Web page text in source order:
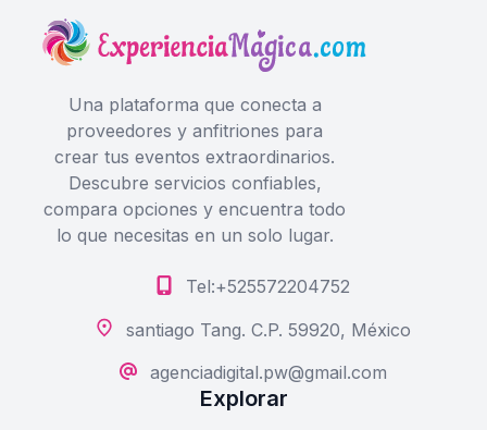
Una plataforma que conecta a
proveedores y anfitriones para
crear tus eventos extraordinarios.
Descubre servicios confiables,
compara opciones y encuentra todo
lo que necesitas en un solo lugar.
Tel:+525572204752
santiago Tang. C.P. 59920, México
agenciadigital.pw@gmail.com
Explorar